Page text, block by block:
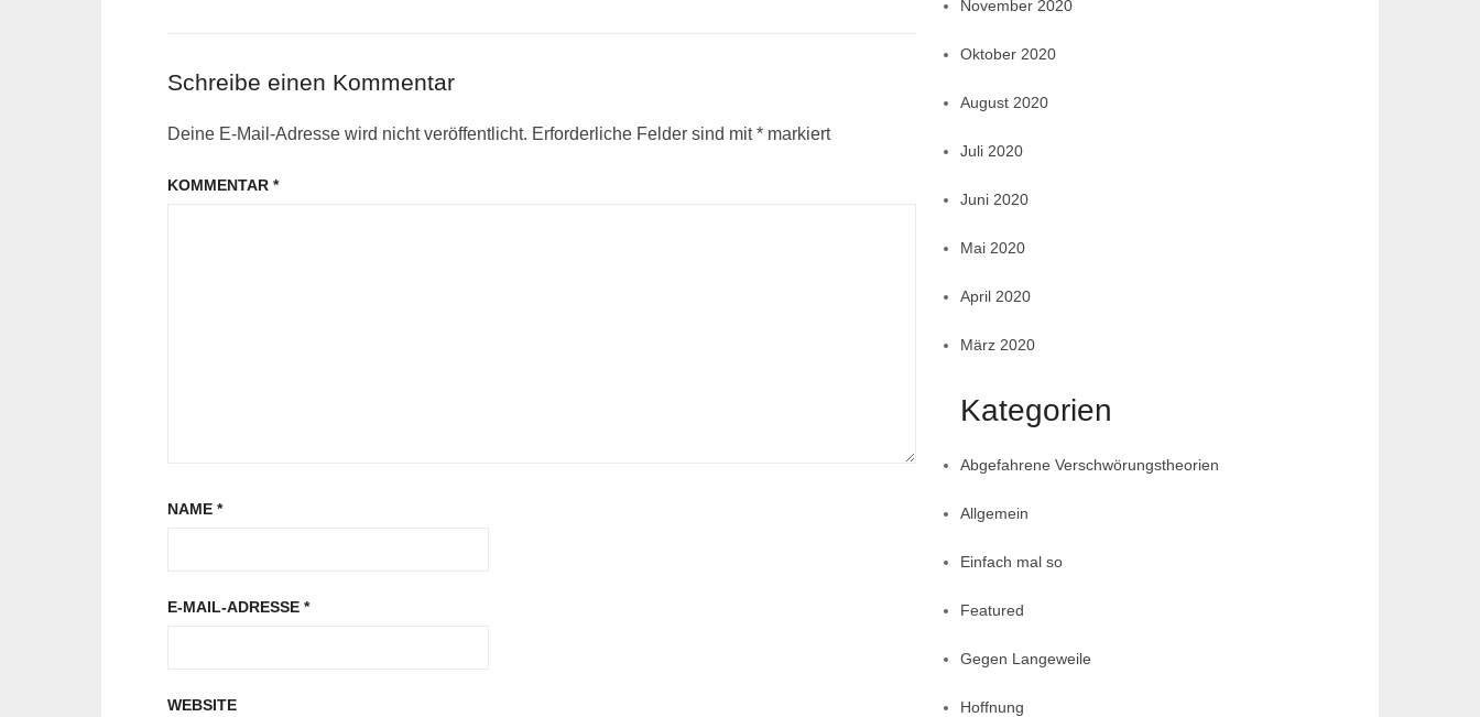
Schreibe einen Kommentar
Deine E-Mail-Adresse wird nicht veröffentlicht. Erforderliche Felder sind mit* markiert
KOMMENTAR *
NAME *
E-MAIL-ADRESSE *
WEBSITE
November 2020
Oktober 2020
August 2020
Juli 2020
Juni 2020
Mai 2020
April 2020
März 2020
Kategorien
Abgefahrene Verschwörungstheorien
Allgemein
Einfach mal so
Featured
Gegen Langeweile
Hoffnung